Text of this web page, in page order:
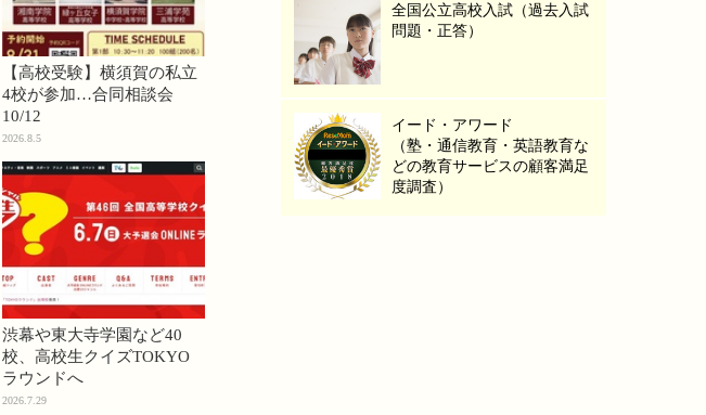
【高校受験】横須賀の私立
4校が参加…合同相談会
10/12
2026.8.5
渋幕や東大寺学園など40
校、高校生クイズTOKYO
ラウンドへ
2026.7.29
全国公立高校入試（過去入試
問題・正答）
イード・アワード
（塾・通信教育・英語教育な
どの教育サービスの顧客満足
度調査）